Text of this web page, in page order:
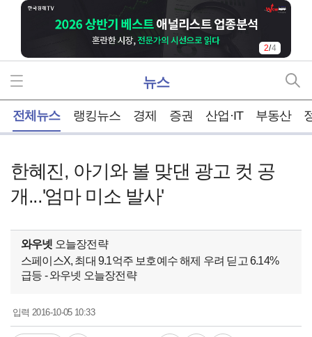
2/4
뉴스
전체뉴스 랭킹뉴스 경제 증권 산업·IT 부동산
한혜진, 아기와 볼 맞댄 광고 컷 공
개...'엄마 미소 발사'
와우넷 오늘장전략
스페이스X, 최대 9.1억주 보호예수 해제 우려 딛고 6.14%
급등 - 와우넷 오늘장전략
입력 2016-10-05 10:33